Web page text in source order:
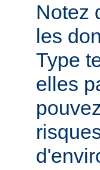
Notez
les
Type
elles